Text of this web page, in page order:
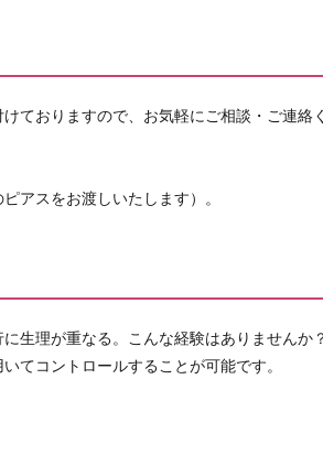
ておりますので、お気軽にご相談・ご連絡
アスをお渡しいたします）。
生理が重なる。こんな経験はありませんか
てコントロールすることが可能です。